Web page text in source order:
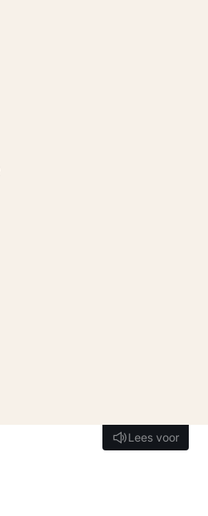
Lees voor
Lees voor